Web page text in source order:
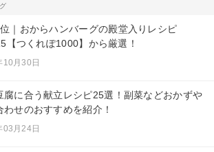
｜おからハンバーグの殿堂入りレシピ
【つくれぽ1000】から厳選！
10月30日
腐に合う献立レシピ25選！副菜などおかずや
わせのおすすめを紹介！
03月24日